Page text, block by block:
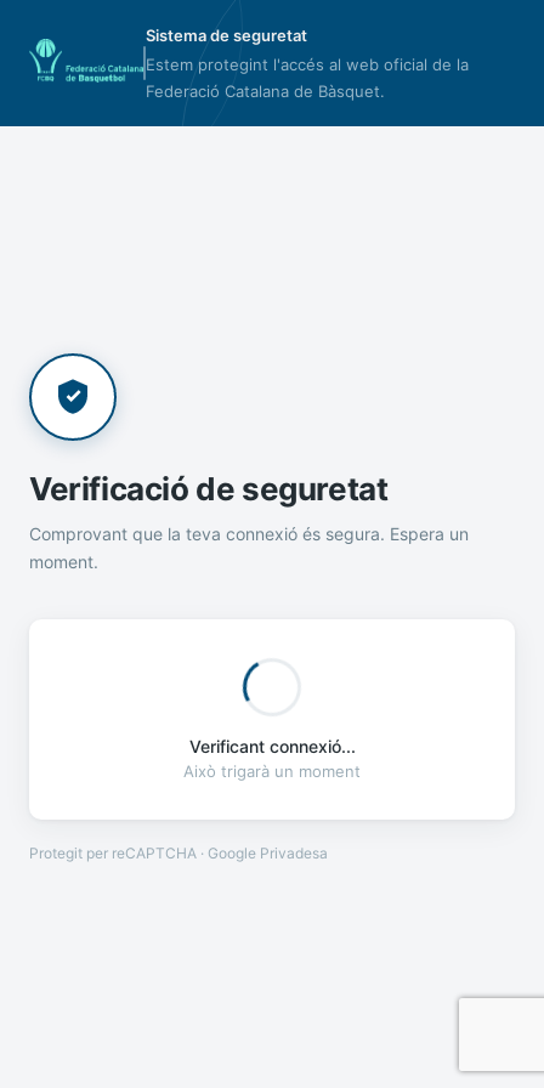
Sistema de seguretat
Estem protegint l'accés al web oficial de la
Federació Catalana de Bàsquet.
Verificació de seguretat
Comprovant que la teva connexió és segura. Espera un
moment.
Verificant connexió...
Això trigarà un moment
Protegit per reCAPTCHA · Google Privadesa